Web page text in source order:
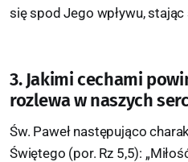
się spod Jego wpływu, stając
3. Jakimi cechami
rozlewa w naszych
Św. Paweł następująco
Świętego (por. Rz 5,5):